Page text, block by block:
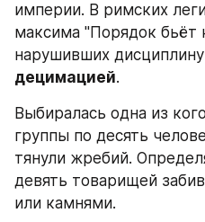
империи. В римских
максима "Порядок бьёт
децимацией.
Выбиралась одна из
группы по десять
тянули жребий.
девять товарищей
или камнями.